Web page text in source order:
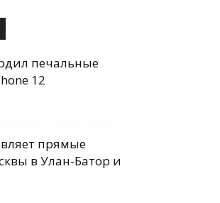
печальные
12
прямые
в Улан-Батор и